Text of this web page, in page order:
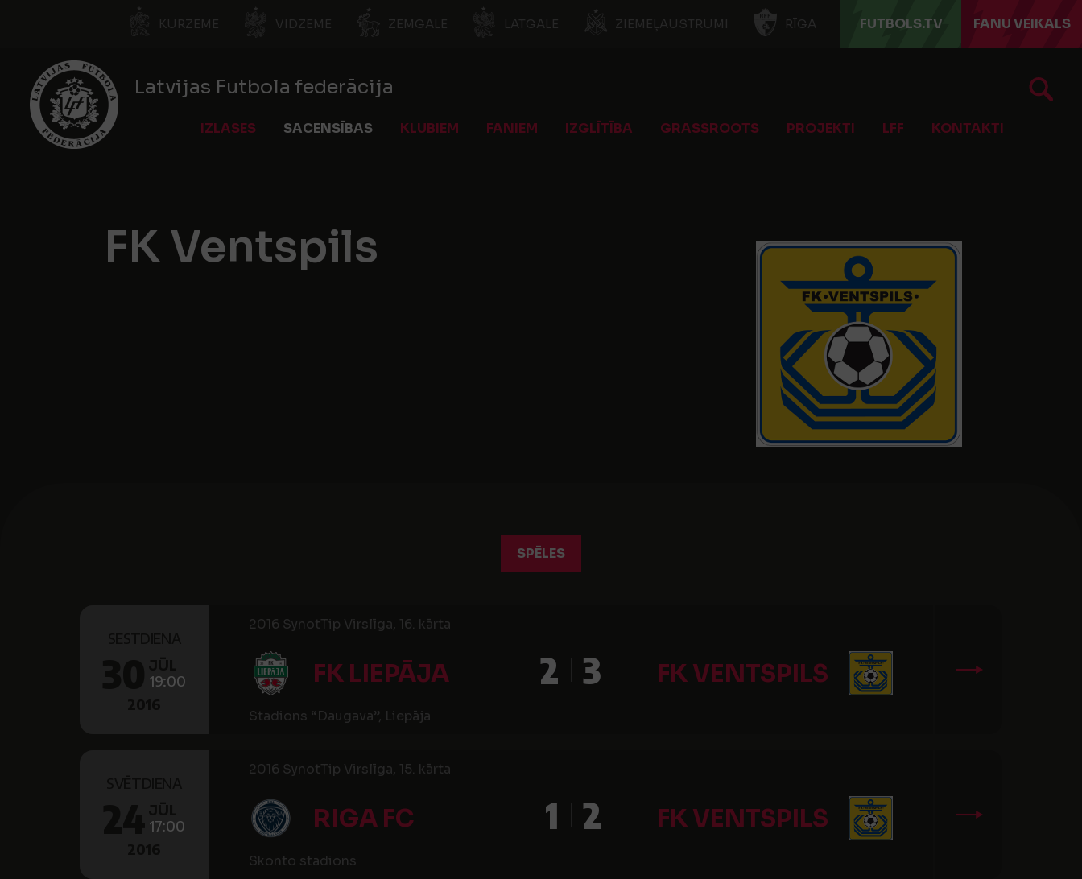
KURZEME VIDZEME ZEMGALE LATGALE ZIEMEĻAUSTRUMI RĪGA FUTBOLS.TV FANU VEIKALS
Latvijas Futbola federācija
IZLASES SACENSĪBAS KLUBIEM FANIEM IZGLĪTĪBA GRASSROOTS PROJEKTI LFF KONTAKTI
FK Ventspils
SPĒLES
19:00
2016 SynotTip Virslīga, 16. kārta
FK LIEPĀJA 2 FK VENTSPILS
3
Stadions “Daugava”, Liepāja
17:00
2016 SynotTip Virslīga, 15. kārta
RIGA FC 1 FK VENTSPILS
2
Skonto stadions